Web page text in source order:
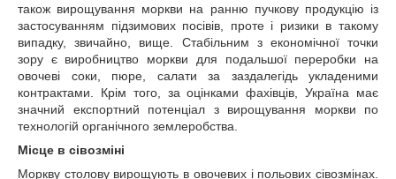
також вирощування моркви на ранню пучкову продукцію із
застосуванням підзимових посівів, проте і ризики в такому
випадку, звичайно, вище. Стабільним з економічної точки
зору є виробництво моркви для подальшої переробки на
овочеві соки, пюре, салати за заздалегідь укладеними
контрактами. Крім того, за оцінками фахівців, Україна має
значний експортний потенціал з вирощування моркви по
технологій органічного землеробства.
Місце в сівозміні
Моркву столову вирощують в овочевих і польових сівозмінах.